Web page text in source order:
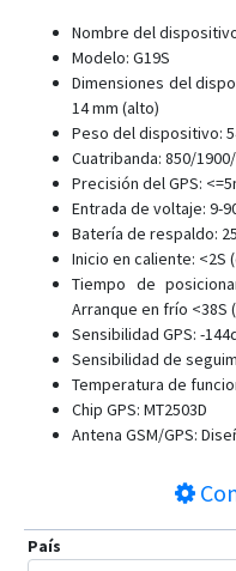
Nombre del
Modelo: G19S
Dimensiones del
14 mm (alto)
Peso del dispositivo:
Cuatribanda: 850/
Precisión del GPS:
Entrada de voltaje: 9-
Batería de respaldo:
Inicio en caliente: <2S
Tiempo de
Arranque en frío <38S
Sensibilidad GPS: -
Sensibilidad de
Temperatura de
Chip GPS: MT2503D
Antena GSM/GPS:
País